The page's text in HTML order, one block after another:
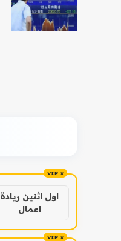
اول اثنين ريادة
اعمال